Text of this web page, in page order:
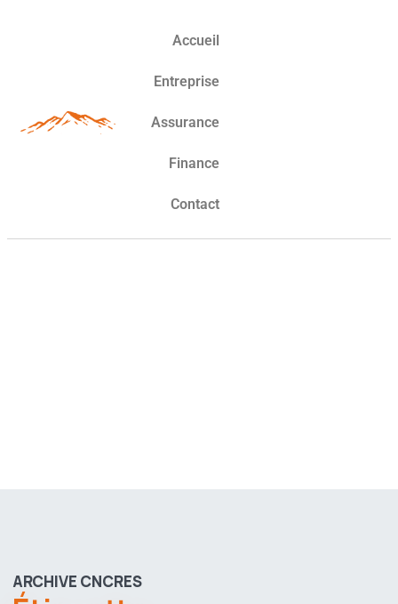
Accueil
Entreprise
Assurance
Finance
Contact
ARCHIVE CNCRES